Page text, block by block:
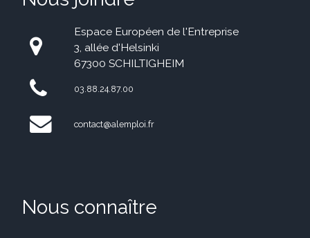
Espace Européen de l'Entreprise
3, allée d'Helsinki
67300 SCHILTIGHEIM
03.88.24.87.00
contact@alemploi.fr
Nous connaître